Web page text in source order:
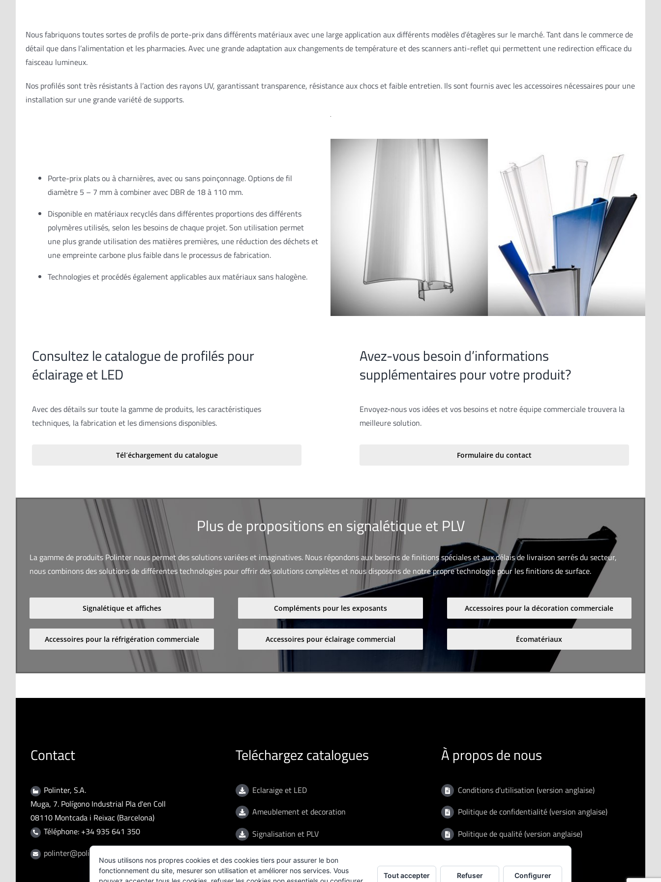
Nous fabriquons toutes sortes de profils de porte-prix dans différents matériaux avec une large application aux différents modèles d’étagères sur le marché. Tant dans le commerce de
détail que dans l’alimentation et les pharmacies. Avec une grande adaptation aux changements de température et des scanners anti-reflet qui permettent une redirection efficace du
faisceau lumineux.
Nos profilés sont très résistants à l’action des rayons UV, garantissant transparence, résistance aux chocs et faible entretien. Ils sont fournis avec les accessoires nécessaires pour une
installation sur une grande variété de supports.
Porte-prix plats ou à charnières, avec ou sans poinçonnage. Options de fil
diamètre 5 – 7 mm à combiner avec DBR de 18 à 110 mm.
Disponible en matériaux recyclés dans différentes proportions des différents
polymères utilisés, selon les besoins de chaque projet. Son utilisation permet
une plus grande utilisation des matières premières, une réduction des déchets et
une empreinte carbone plus faible dans le processus de fabrication.
Technologies et procédés également applicables aux matériaux sans halogène.
Consultez le catalogue de profilés pour
éclairage et LED
Avec des détails sur toute la gamme de produits, les caractéristiques
techniques, la fabrication et les dimensions disponibles.
Tél´échargement du catalogue
Avez-vous besoin d’informations
supplémentaires pour votre produit?
Envoyez-nous vos idées et vos besoins et notre équipe commerciale trouvera la
meilleure solution.
Formulaire du contact
Plus de propositions en signalétique et PLV
La gamme de produits Polinter nous permet des solutions variées et imaginatives. Nous répondons aux besoins de finitions spéciales et aux délais de livraison serrés du secteur,
nous combinons des solutions de différentes technologies pour offrir des solutions complètes et nous disposons de notre propre technologie pour les finitions de surface.
Signalétique et affiches Compléments pour les exposants Accessoires pour la décoration commerciale
Accessoires pour la réfrigération commerciale Accessoires pour éclairage commercial Écomatériaux
Contact
Polinter, S.A.
Muga, 7. Polígono Industrial Pla d'en Coll
08110 Montcada i Reixac (Barcelona)
Téléphone: +34 935 641 350
polinter@polinter.com
Teléchargez catalogues
Eclaraige et LED
Ameublement et decoration
Signalisation et PLV
Glass partitions
Sanitaires
À propos de nous
Conditions d'utilisation (version anglaise)
Politique de confidentialité (version anglaise)
Politique de qualité (version anglaise)
Nous utilisons nos propres cookies et des cookies tiers pour assurer le bon
fonctionnement du site, mesurer son utilisation et améliorer nos services. Vous
Tout accepter Refuser Configurer